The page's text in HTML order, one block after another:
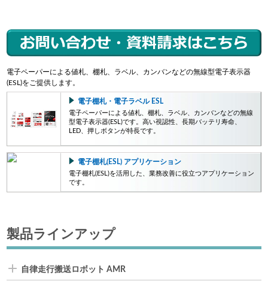
製品ラインアップ
自律走行搬送ロボット AMR
電子ペーパーによる値札、棚札、ラベル、カンバンなどの無線型電子表示器
(ESL)をご提供します。
電子棚札・電子ラベル ESL
電子ペーパーによる値札、棚札、ラベル、カンバンなどの無線
型電子表示器(ESL)です。高い視認性、長期バッテリ寿命、
LED、押しボタンが特長です。
電子棚札(ESL) アプリケーション
電子棚札(ESL)を活用した、業務改善に役立つアプリケーション
です。